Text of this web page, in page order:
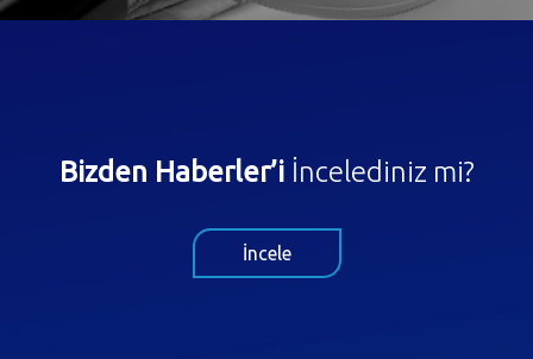
Bizden Haberler’i İncelediniz mi?
İncele